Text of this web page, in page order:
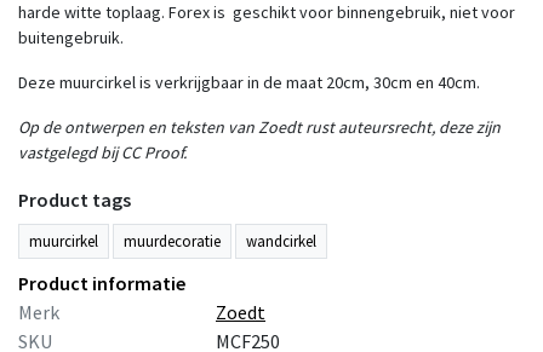
harde witte toplaag. Forex is geschikt voor binnengebruik, niet voor
buitengebruik.
Deze muurcirkel is verkrijgbaar in de maat 20cm, 30cm en 40cm.
Op de ontwerpen en teksten van Zoedt rust auteursrecht, deze zijn
vastgelegd bij CC Proof.
Product tags
muurcirkel muurdecoratie wandcirkel
Product informatie
Merk
Zoedt
SKU
MCF250